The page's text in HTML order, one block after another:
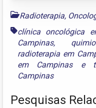
Radioterapia,
clínica oncológica
Campinas,
radioterapia em
em Campinase
Campinas
Pesquisas